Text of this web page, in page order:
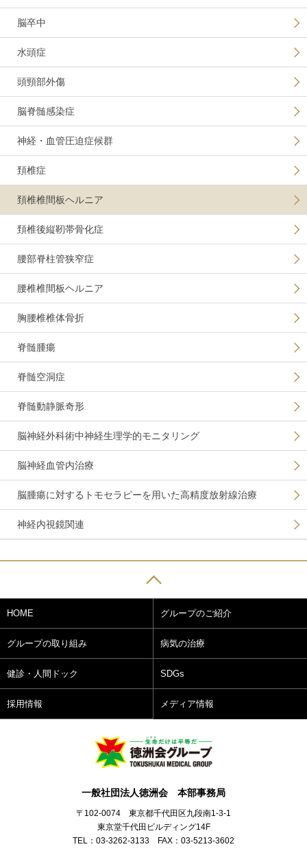
脳卒中
水頭症
頭頸部外傷
脳脊髄感染症
神経・血管圧迫症候群
頚椎症
頚椎椎間板ヘルニア
頚椎後縦靭帯骨化症
腰部脊柱管狭窄症
腰椎椎間板ヘルニア
胸腰椎椎体骨折
脊髄腫瘍
脊髄空洞症
脊髄動静脈奇形
脳神経外科術中神経生理学的モニタリング
脳神経血管内治療
脳腫瘍に対するトモセラピーを用いた高精度放射線治療
神経内視鏡関連
HOME グループのご紹介
グループの取り組み 病気の治療
健診・人間ドック SDGs
採用情報 メディア情報
一般社団法人徳洲会 本部事務局
〒102-0074 東京都千代田区九段南1-3-1
東京堂千代田ビルディング14F
TEL：03-3262-3133 FAX：03-5213-3602